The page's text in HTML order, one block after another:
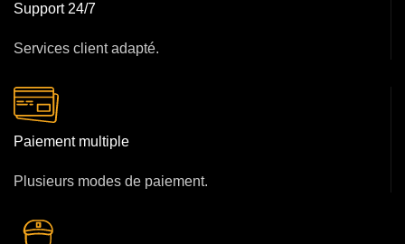
Support 24/7
Services client adapté.
Paiement multiple
Plusieurs modes de paiement.